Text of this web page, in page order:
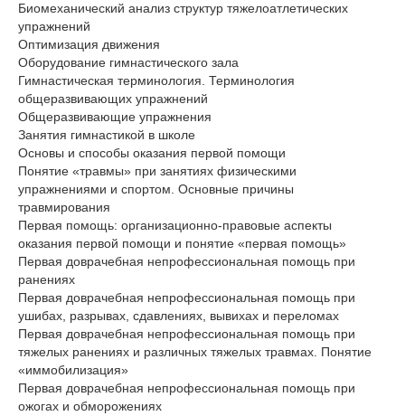
Биомеханический анализ структур тяжелоатлетических
упражнений
Оптимизация движения
Оборудование гимнастического зала
Гимнастическая терминология. Терминология
общеразвивающих упражнений
Общеразвивающие упражнения
Занятия гимнастикой в школе
Основы и способы оказания первой помощи
Понятие «травмы» при занятиях физическими
упражнениями и спортом. Основные причины
травмирования
Первая помощь: организационно-правовые аспекты
оказания первой помощи и понятие «первая помощь»
Первая доврачебная непрофессиональная помощь при
ранениях
Первая доврачебная непрофессиональная помощь при
ушибах, разрывах, сдавлениях, вывихах и переломах
Первая доврачебная непрофессиональная помощь при
тяжелых ранениях и различных тяжелых травмах. Понятие
«иммобилизация»
Первая доврачебная непрофессиональная помощь при
ожогах и обморожениях